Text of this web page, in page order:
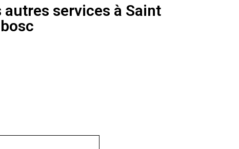
autres services à Saint